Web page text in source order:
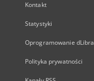
Kontakt
Statystyki
Oprogramowanie dLibra
Polityka prywatności